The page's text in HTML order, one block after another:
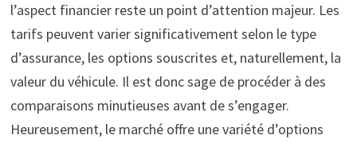
l’aspect financier reste un point d’attention majeur. Les
tarifs peuvent varier significativement selon le type
d’assurance, les options souscrites et, naturellement, la
valeur du véhicule. Il est donc sage de procéder à des
comparaisons minutieuses avant de s’engager.
Heureusement, le marché offre une variété d’options